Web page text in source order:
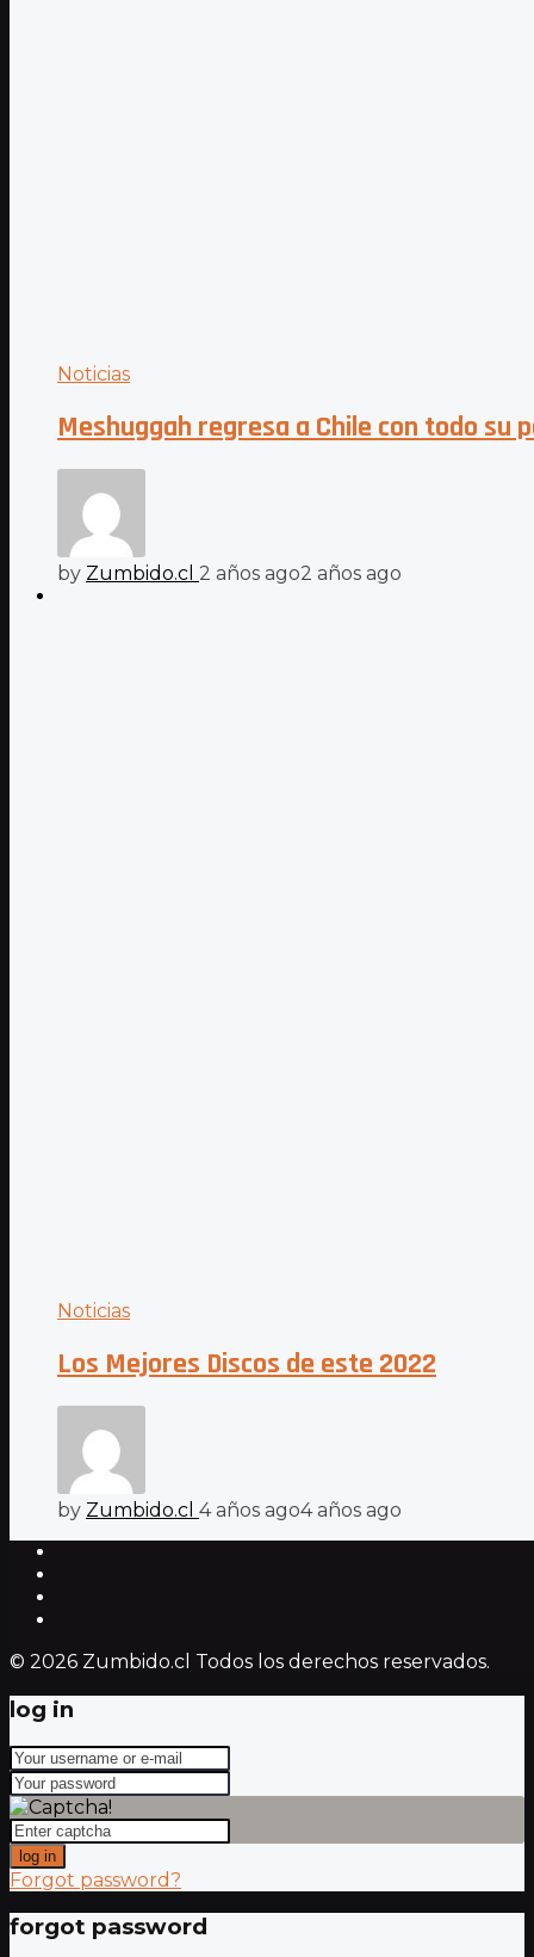
Noticias
Meshuggah regresa a Chile con todo su
by Zumbido.cl 2 años ago2 años ago
Noticias
Los Mejores Discos de este 2022
by Zumbido.cl 4 años ago4 años ago
© 2026 Zumbido.cl Todos los derechos reservados.
log in
log in
Forgot password?
forgot password